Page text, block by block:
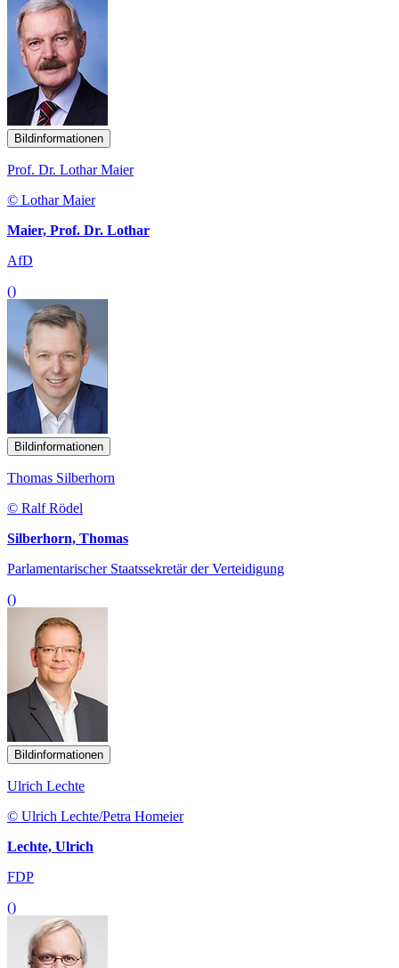
Bildinformationen
Prof. Dr. Lothar Maier
© Lothar Maier
Maier, Prof. Dr. Lothar
AfD
()
Bildinformationen
Thomas Silberhorn
© Ralf Rödel
Silberhorn, Thomas
Parlamentarischer Staatssekretär der Verteidigung
()
Bildinformationen
Ulrich Lechte
© Ulrich Lechte/Petra Homeier
Lechte, Ulrich
FDP
()